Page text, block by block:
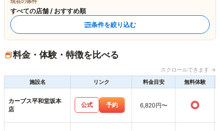
すべての店舗 / おすすめ順
条件を絞り込む
料金・体験・特徴を比べる
スクロールできます →
施設名
リンク 料金目安 無料体験
カーブス平和堂坂本
店
公式 予約 6,820円〜 ○